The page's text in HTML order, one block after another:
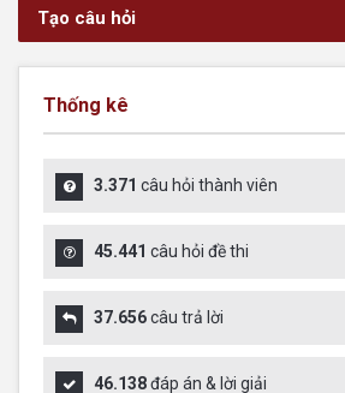
Tạo câu hỏi
Thống kê
3.371 câu hỏi thành viên
45.441 câu hỏi đề thi
37.656câu trả lời
46.138đáp án & lời giải